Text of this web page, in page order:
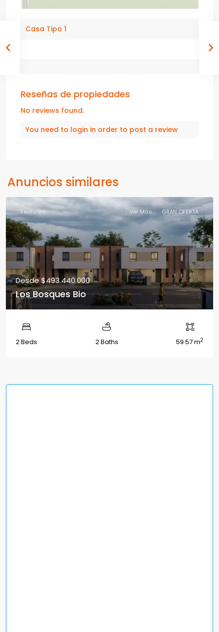
Casa Tipo 1
Reseñas de propiedades
No reviews found.
You need to login in order to post a review
Anuncios similares
Featured Ver Más GRAN OFERTA
Desde$493.440.000
Los Bosques Bio
2 Beds 2 Baths 59.57 m2